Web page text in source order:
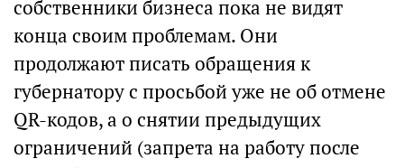
собственники бизнеса пока не видят
конца своим проблемам. Они
продолжают писать обращения к
губернатору с просьбой уже не об отмене
QR-кодов, а о снятии предыдущих
ограничений (запрета на работу после